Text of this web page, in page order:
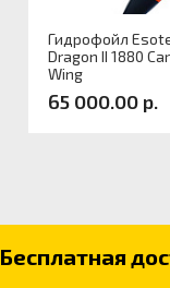
Гидрофойл
Dragon II 1880
Wing
65 000.00 р.
Бесплатная